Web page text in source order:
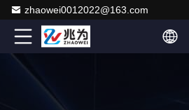
zhaowei0012022@163.com